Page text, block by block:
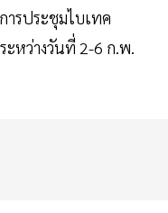
รประชุมไบเทค
หว่างวันที่ 2-6 ก.พ.